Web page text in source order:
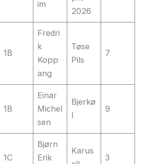
im
2026
1B
Fredri
k
Kopp
ang
Tøse
Pils
7
1B
Einar
Michel
sen
Bjerkø
l
9
1C
Bjørn
Erik
Karus
3